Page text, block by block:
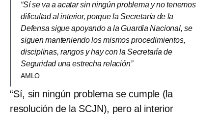
“Sí se va a acatar sin ningún problema y no tenemos
dificultad al interior, porque la Secretaría de la
Defensa sigue apoyando a la Guardia Nacional, se
siguen manteniendo los mismos procedimientos,
disciplinas, rangos y hay con la Secretaría de
Seguridad una estrecha relación”
AMLO
“Sí, sin ningún problema se cumple (la
resolución de la SCJN), pero al interior